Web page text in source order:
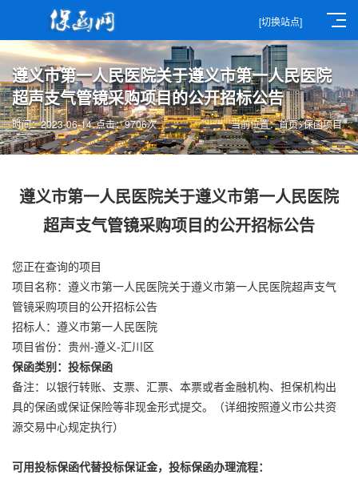
[切换站点]
遵义市第一人民医院关于遵义市第一人民医院
超声支气管镜采购项目的公开招标公告
当前位置：首页>保函项目
时间：2023-06-14 点击：9706次
遵义市第一人民医院关于遵义市第一人民医院
超声支气管镜采购项目的公开招标公告
您正在查询的项目
项目名称：遵义市第一人民医院关于遵义市第一人民医院超声支气
管镜采购项目的公开招标公告
招标人：遵义市第一人民医院
项目省份：贵州-遵义-汇川区
保函类别：投标保函
备注：以银行转账、支票、汇票、本票或者金融机构、担保机构出
具的保函或保证保险等非现金形式提交。（详细按照遵义市公共资
源交易中心规定执行）
可用投标保函代替投标保证金，投标保函办理流程：